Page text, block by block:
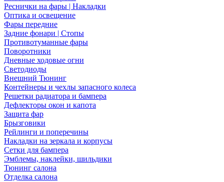
Реснички на фары | Накладки
Оптика и освещение
Фары передние
Задние фонари | Стопы
Противотуманные фары
Поворотники
Дневные ходовые огни
Светодиоды
Внешний Тюнинг
Контейнеры и чехлы запасного колеса
Решетки радиатора и бампера
Дефлекторы окон и капота
Защита фар
Брызговики
Рейлинги и поперечины
Накладки на зеркала и корпусы
Сетки для бампера
Эмблемы, наклейки, шильдики
Тюнинг салона
Отделка салона